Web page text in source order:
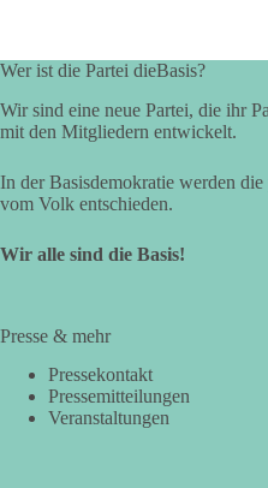
Wer ist die Partei dieBasis?
Wir sind eine neue Partei, die ihr
mit den Mitgliedern entwickelt.
In der Basisdemokratie werden
vom Volk entschieden.
Wir alle sind die Basis!
Presse & mehr
Pressekontakt
Pressemitteilungen
Veranstaltungen